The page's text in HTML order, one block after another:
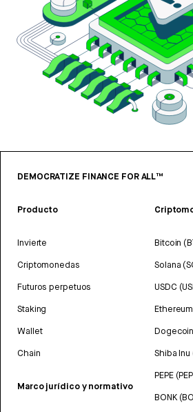
DEMOCRATIZE FINANCE FOR ALL™
Producto
Invierte
Criptomonedas
Futuros perpetuos
Staking
Wallet
Chain
Marco jurídico y normativo
Bitcoin
Solana
USDC
Shiba Inu
PEPE
BONK